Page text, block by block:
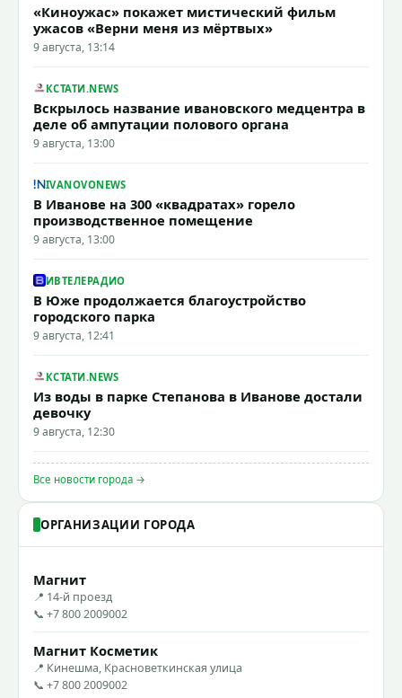
«Киноужас» покажет мистический фильм
ужасов «Верни меня из мёртвых»
9 августа, 13:14
КСТАТИ.NEWS
Вскрылось название ивановского медцентра в
деле об ампутации полового органа
9 августа, 13:00
IVANOVONEWS
В Иванове на 300 «квадратах» горело
производственное помещение
9 августа, 13:00
ИВТЕЛЕРАДИО
В Юже продолжается благоустройство
городского парка
9 августа, 12:41
КСТАТИ.NEWS
Из воды в парке Степанова в Иванове достали
девочку
9 августа, 12:30
Все новости города →
ОРГАНИЗАЦИИ ГОРОДА
Магнит
📍 14-й проезд
📞 +7 800 2009002
Магнит Косметик
📍 Кинешма, Красноветкинская улица
📞 +7 800 2009002